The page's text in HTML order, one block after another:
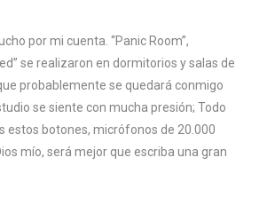
por mi cuenta. “Panic Room”,
se realizaron en dormitorios y salas de
probablemente se quedará conmigo
se siente con mucha presión; Todo
estos botones, micrófonos de 20.000
mío, será mejor que escriba una gran